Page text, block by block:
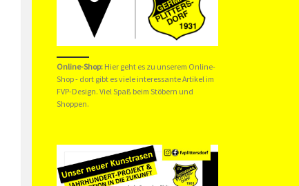
Online-Shop:Hier geht es zu unserem Online-
Shop- dort gibt es viele interessante Artikel im
FVP-Design. Viel Spaß beim Stöbern und
Shoppen.